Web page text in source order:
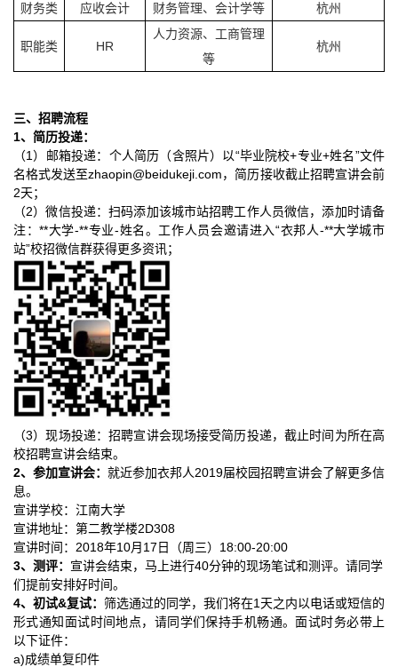
财务类 应收会计 财务管理、会计学等 杭州
职能类 HR
人力资源、工商管理
等
杭州
三、招聘流程
1、简历投递：
（1） 邮箱投递： 个人简历（含照片）以“毕业院校+专业+姓名”文件
名格式发送至zhaopin@beidukeji.com ，简历接收截止招聘宣讲会前
2天；
（2）微信投递：扫码添加该城市站招聘工作人员微信，添加时请备
注：**大学-**专业-姓名。工作人员会邀请进入“衣邦人-**大学城市
站”校招微信群获得更多资讯；
（3）现场投递：招聘宣讲会现场接受简历投递，截止时间为所在高
校招聘宣讲会结束。
2、参加宣讲会： 就近参加衣邦人2019届校园招聘宣讲会了解更多信
息。
宣讲学校：江南大学
宣讲地址：第二教学楼2D308
宣讲时间： 2018年10月17日（周三）18:00-20:00
3、 测评： 宣讲会结束，马上进行40分钟的现场笔试和测评。请同学
们提前安排好时间。
4、初试&复试： 筛选通过的同学，我们将在1天之内以电话或短信的
形式通知面试时间地点， 请同学们保持手机畅通。面试时务必带上
以下证件：
a)成绩单复印件